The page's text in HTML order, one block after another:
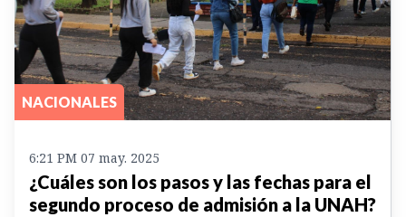
NACIONALES
6:21 PM 07 may. 2025
¿Cuáles son los pasos y las fechas para el
segundo proceso de admisión a la UNAH?